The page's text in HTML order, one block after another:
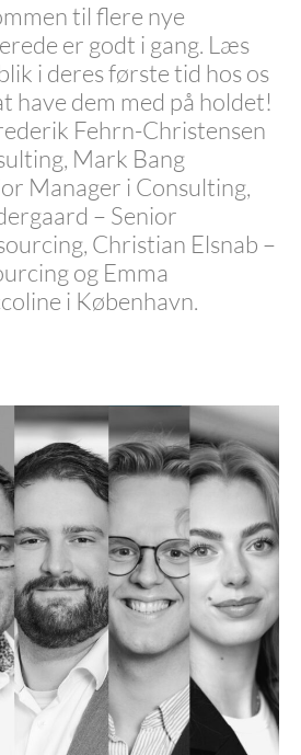
til flere nye
er godt i gang. Læs
i deres første tid hos os
have dem med på holdet!
Fehrn-Christensen
Mark Bang
Manager i Consulting,
– Senior
Christian Elsnab –
og Emma
i København.